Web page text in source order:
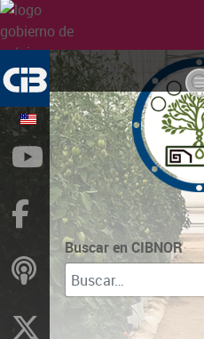
Buscar en CIBNOR
YouTube
Facebook
ivoox